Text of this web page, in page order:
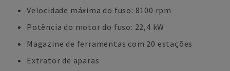
Velocidade máxima do fuso: 8100 rpm
Potência do motor do fuso: 22,4 kW
Magazine de ferramentas com 20 estações
Extrator de aparas